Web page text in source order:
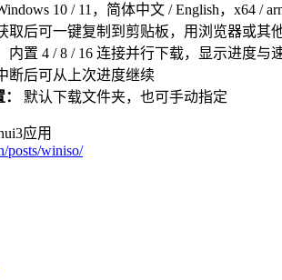
10 / 11，简体中文 / English，x64 /
取后可一键复制到剪贴板，用浏览器或其
内置 4 / 8 / 16 连接并行下载，显示进度与
断后可从上次进度继续
默认下载文件夹，也可手动指定
应用
posts/winiso/